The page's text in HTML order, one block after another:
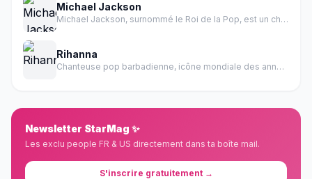
Michael Jackson
Michael Jackson, surnommé le Roi de la Pop, est un chanteur, auteur-compositeur, danseur et producteur américain.
Rihanna
Chanteuse pop barbadienne, icône mondiale des années 2000-2010
Newsletter StarMag ✨
Les exclu people FR & US directement dans ta boîte mail.
S'inscrire gratuitement →